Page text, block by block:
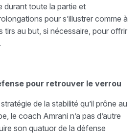
durant toute la partie et
pour s’illustrer comme à
tirs au but, si nécessaire, pour offrir
pour retrouver le verrou
de la stabilité qu’il prône au
le coach Amrani n’a pas d’autre
son quatuor de la défense